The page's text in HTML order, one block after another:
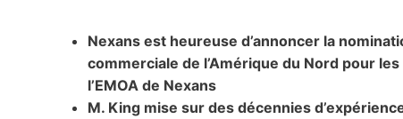
Nexans est heureuse d’annoncer la
commerciale de l’Amérique du Nord pour
l’EMOA de Nexans
M. King mise sur des décennies